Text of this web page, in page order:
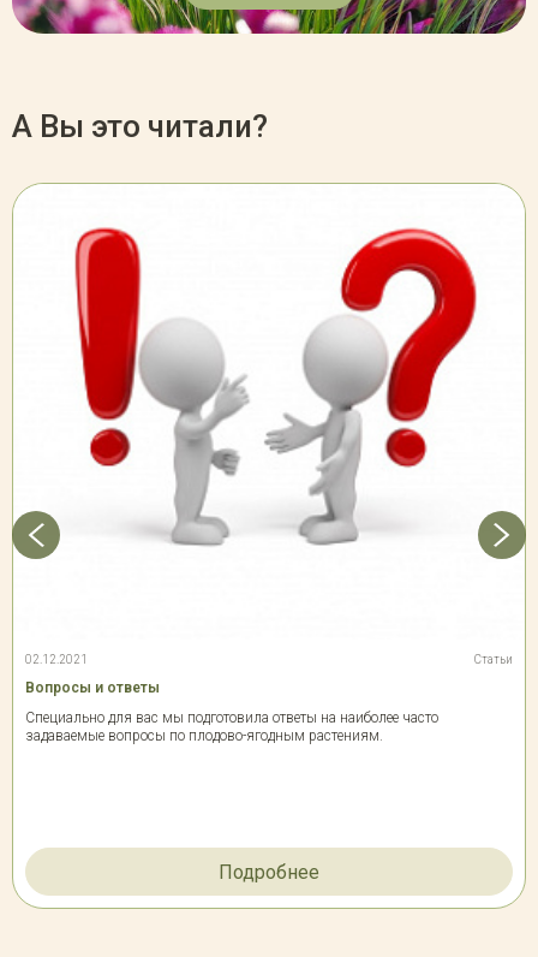
А Вы это читали?
02.12.2021 Статьи
Вопросы и ответы
Специально для вас мы подготовила ответы на наиболее часто
задаваемые вопросы по плодово-ягодным растениям.
Подробнее